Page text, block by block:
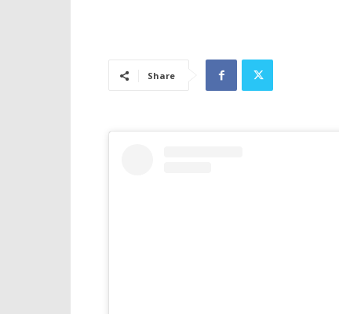
Share